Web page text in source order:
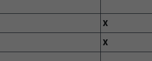
X
X